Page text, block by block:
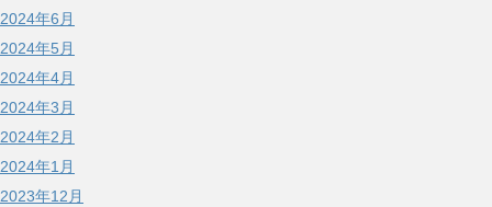
2024年6月
2024年5月
2024年4月
2024年3月
2024年2月
2024年1月
2023年12月